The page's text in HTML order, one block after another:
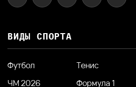
ВИДЫ СПОРТА
Футбол Тенис
ЧМ 2026
Формула 1